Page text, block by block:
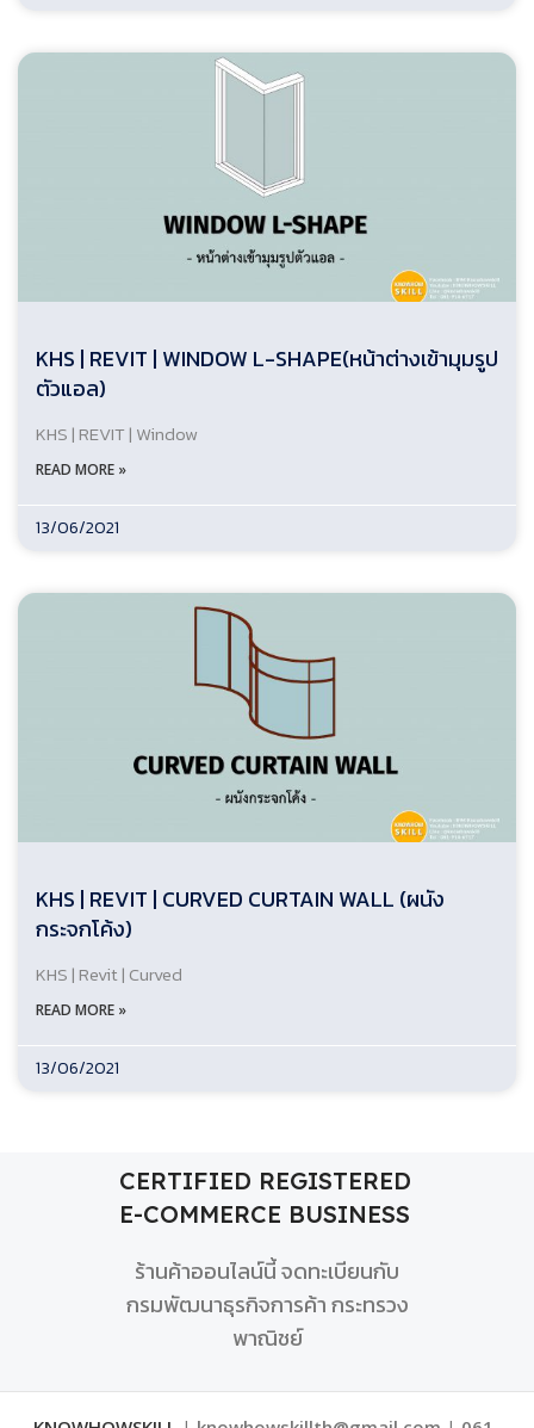
KHS | REVIT | WINDOW L-SHAPE(หน้าต่างเข้ามุมรูป
ตัวแอล)
KHS | REVIT | Window
READ MORE »
13/06/2021
KHS | REVIT | CURVED CURTAIN WALL (ผนัง
กระจกโค้ง)
KHS | Revit | Curved
READ MORE »
13/06/2021
CERTIFIED REGISTERED
E-COMMERCE BUSINESS
ร้านค้าออนไลน์นี้ จดทะเบียนกับ
กรมพัฒนาธุรกิจการค้า กระทรวง
พาณิชย์